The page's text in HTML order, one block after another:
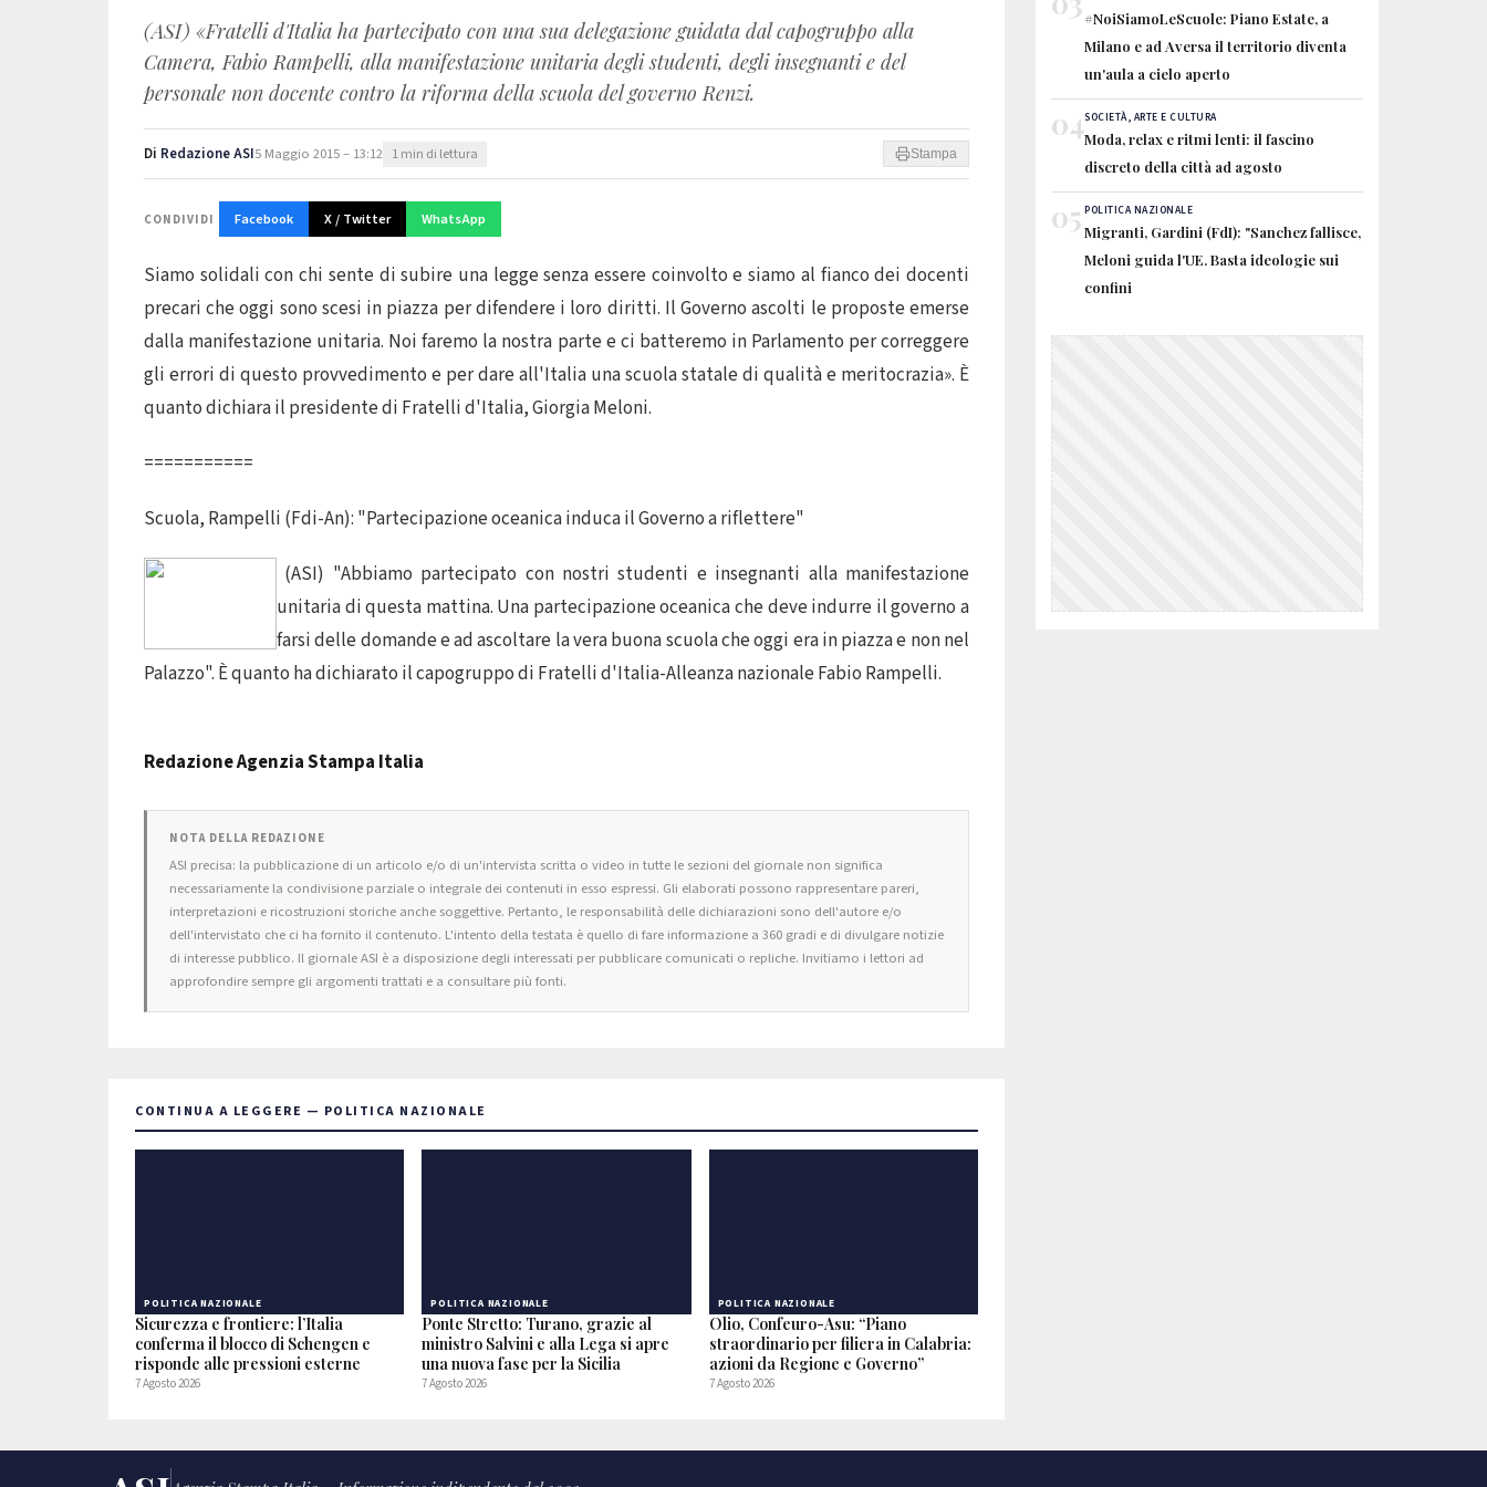
(ASI) «Fratelli d'Italia ha partecipato con una sua delegazione guidata dal capogruppo alla
Camera, Fabio Rampelli, alla manifestazione unitaria degli studenti, degli insegnanti e del
personale non docente contro la riforma della scuola del governo Renzi.
Di Redazione ASI5 Maggio 2015 – 13:12 1 min di lettura Stampa
CONDIVIDI Facebook X / Twitter WhatsApp
Siamo solidali con chi sente di subire una legge senza essere coinvolto e siamo al fianco dei docenti
precari che oggi sono scesi in piazza per difendere i loro diritti. Il Governo ascolti le proposte emerse
dalla manifestazione unitaria. Noi faremo la nostra parte e ci batteremo in Parlamento per correggere
gli errori di questo provvedimento e per dare all'Italia una scuola statale di qualità e meritocrazia». È
quanto dichiara il presidente di Fratelli d'Italia, Giorgia Meloni.
===========
Scuola, Rampelli (Fdi-An): "Partecipazione oceanica induca il Governo a riflettere"
(ASI) "Abbiamo partecipato con nostri studenti e insegnanti alla manifestazione
unitaria di questa mattina. Una partecipazione oceanica che deve indurre il governo a
farsi delle domande e ad ascoltare la vera buona scuola che oggi era in piazza e non nel
Palazzo". È quanto ha dichiarato il capogruppo di Fratelli d'Italia-Alleanza nazionale Fabio Rampelli.
Redazione Agenzia Stampa Italia
NOTA DELLA REDAZIONE
ASI precisa: la pubblicazione di un articolo e/o di un'intervista scritta o video in tutte le sezioni del giornale non significa
necessariamente la condivisione parziale o integrale dei contenuti in esso espressi. Gli elaborati possono rappresentare pareri,
interpretazioni e ricostruzioni storiche anche soggettive. Pertanto, le responsabilità delle dichiarazioni sono dell'autore e/o
dell'intervistato che ci ha fornito il contenuto. L'intento della testata è quello di fare informazione a 360 gradi e di divulgare notizie
di interesse pubblico. Il giornale ASI è a disposizione degli interessati per pubblicare comunicati o repliche. Invitiamo i lettori ad
approfondire sempre gli argomenti trattati e a consultare più fonti.
CONTINUA A LEGGERE — POLITICA NAZIONALE
POLITICA NAZIONALE
Sicurezza e frontiere: l’Italia
conferma il blocco di Schengen e
risponde alle pressioni esterne
7 Agosto 2026
POLITICA NAZIONALE
Ponte Stretto: Turano, grazie al
ministro Salvini e alla Lega si apre
una nuova fase per la Sicilia
7 Agosto 2026
POLITICA NAZIONALE
Olio, Confeuro-Asu: “Piano
straordinario per filiera in Calabria:
azioni da Regione e Governo”
7 Agosto 2026
#NoiSiamoLeScuole: Piano Estate, a
Milano e ad Aversa il territorio diventa
un'aula a cielo aperto
04SOCIETÀ, ARTE E CULTURA
Moda, relax e ritmi lenti: il fascino
discreto della città ad agosto
05 POLITICA NAZIONALE
Migranti, Gardini (FdI): "Sanchez fallisce,
Meloni guida l'UE. Basta ideologie sui
confini